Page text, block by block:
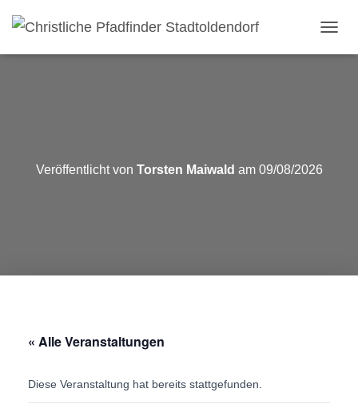
Veröffentlicht von Torsten Maiwald am 09/08/2026
« Alle Veranstaltungen
Diese Veranstaltung hat bereits stattgefunden.